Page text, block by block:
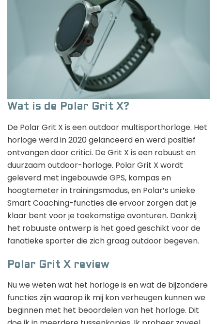
Wat is de Polar Grit X?
De Polar Grit X is een outdoor multisporthorloge. Het
horloge werd in 2020 gelanceerd en werd positief
ontvangen door critici. De Grit X is een robuust en
duurzaam outdoor-horloge. Polar Grit X wordt
geleverd met ingebouwde GPS, kompas en
hoogtemeter in trainingsmodus, en Polar’s unieke
Smart Coaching-functies die ervoor zorgen dat je
klaar bent voor je toekomstige avonturen. Dankzij
het robuuste ontwerp is het goed geschikt voor de
fanatieke sporter die zich graag outdoor begeven.
Polar Grit X review
Nu we weten wat het horloge is en wat de bijzondere
functies zijn waarop ik mij kon verheugen kunnen we
beginnen met het beoordelen van het horloge. Dit